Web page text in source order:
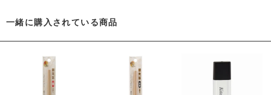
一緒に購入されている商品